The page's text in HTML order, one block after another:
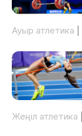
Ауыр атлетика
Жеңіл атлетика